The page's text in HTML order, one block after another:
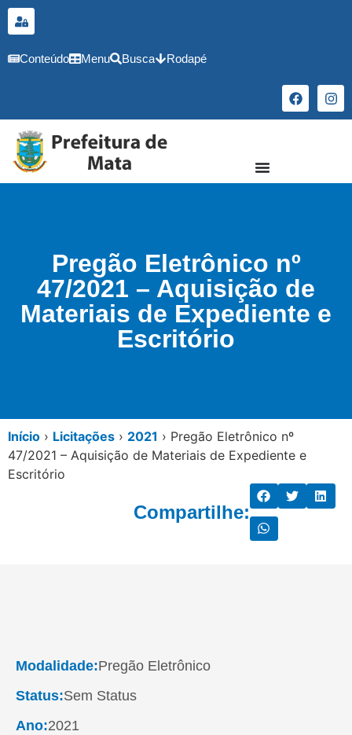
conteúdo
Conteúdo Menu Busca Rodapé
Pregão Eletrônico nº
47/2021 – Aquisição de
Materiais de Expediente e
Escritório
Início › Licitações › 2021 › Pregão Eletrônico nº
47/2021 – Aquisição de Materiais de Expediente e
Escritório
Compartilhe:
Modalidade:Pregão Eletrônico
Status:Sem Status
Ano:2021